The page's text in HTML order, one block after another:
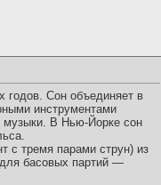
годов. Сон объединяет в
инструментами
музыки. В Нью-Йорке сон
с тремя парами струн) из
для басовых партий —